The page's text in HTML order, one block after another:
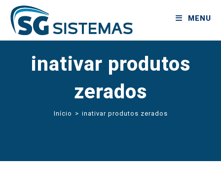
MENU
inativar produtos
zerados
Início > inativar produtos zerados